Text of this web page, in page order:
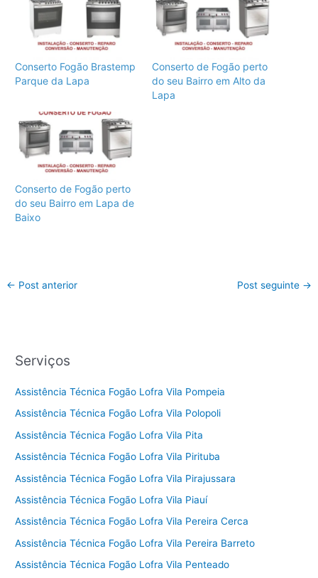
Conserto Fogão Brastemp
Parque da Lapa
Conserto de Fogão perto
do seu Bairro em Alto da
Lapa
Conserto de Fogão perto
do seu Bairro em Lapa de
Baixo
← Post anterior Post seguinte →
Serviços
Assistência Técnica Fogão Lofra Vila Pompeia
Assistência Técnica Fogão Lofra Vila Polopoli
Assistência Técnica Fogão Lofra Vila Pita
Assistência Técnica Fogão Lofra Vila Pirituba
Assistência Técnica Fogão Lofra Vila Pirajussara
Assistência Técnica Fogão Lofra Vila Piauí
Assistência Técnica Fogão Lofra Vila Pereira Cerca
Assistência Técnica Fogão Lofra Vila Pereira Barreto
Assistência Técnica Fogão Lofra Vila Penteado